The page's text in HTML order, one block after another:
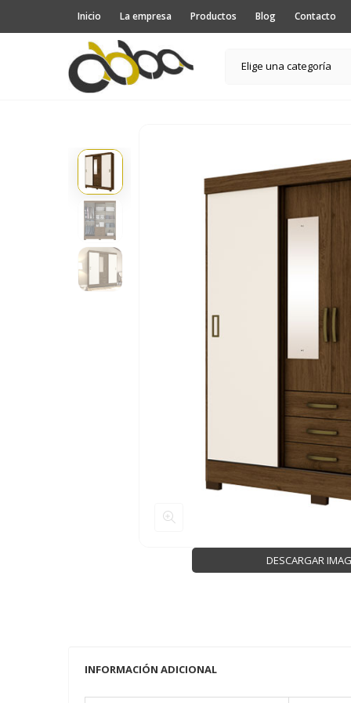
Inicio La empresa Productos Blog Contacto
Elige una categoría
DESCARGAR
INFORMACIÓN ADICIONAL